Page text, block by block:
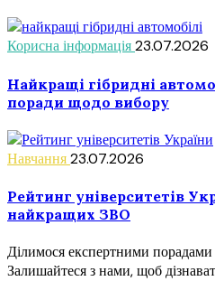
Корисна інформація23.07.2026
Найкращі гібридні
поради щодо вибору
Навчання23.07.2026
Рейтинг університетів
найкращих ЗВО
Ділимося експертними
Залишайтеся з нами, щоб